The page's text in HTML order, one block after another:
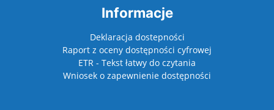
Informacje
Deklaracja dostepności
Raport z oceny dostępności cyfrowej
ETR - Tekst łatwy do czytania
Wniosek o zapewnienie dostępności